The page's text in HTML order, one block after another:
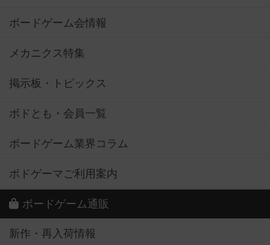
ボードゲーム会情報
メカニクス特集
掲示板・トピックス
ボドとも・会員一覧
ボードゲーム業界コラム
ボドゲーマご利用案内
ボードゲーム通販
新作・再入荷情報